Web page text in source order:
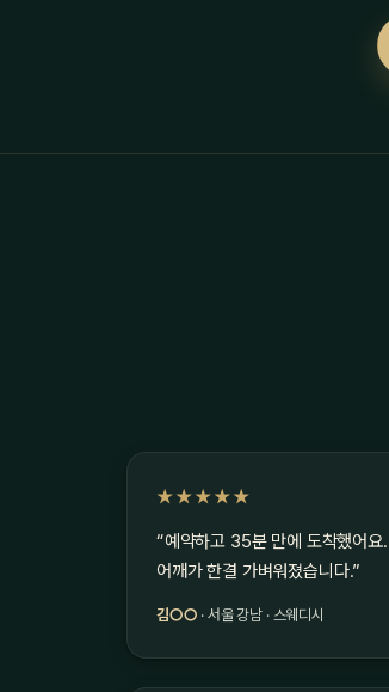
★★★★★
“예약하고 35분 만에 도착했어요
어깨가 한결 가벼워졌습니다.”
김○○ · 서울 강남 · 스웨디시